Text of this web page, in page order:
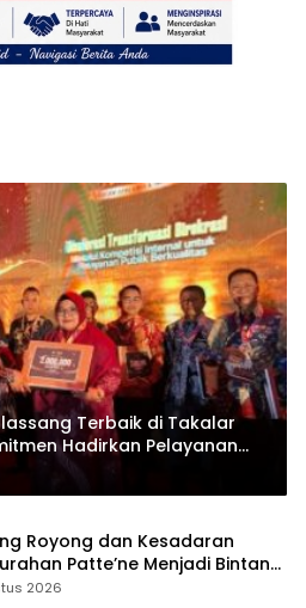
Terbaik di Takalar
Hadirkan Pelayanan
Royong dan Kesadaran
Patte’ne Menjadi Bintang
2026
2026